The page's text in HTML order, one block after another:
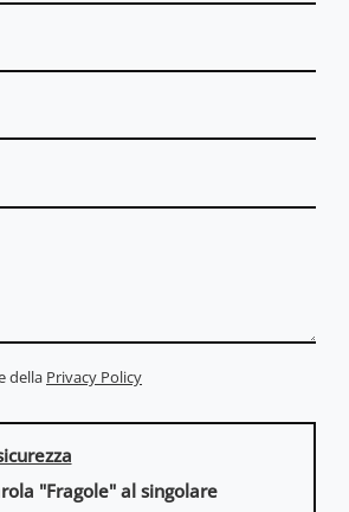
della Privacy Policy
"Fragole" al singolare